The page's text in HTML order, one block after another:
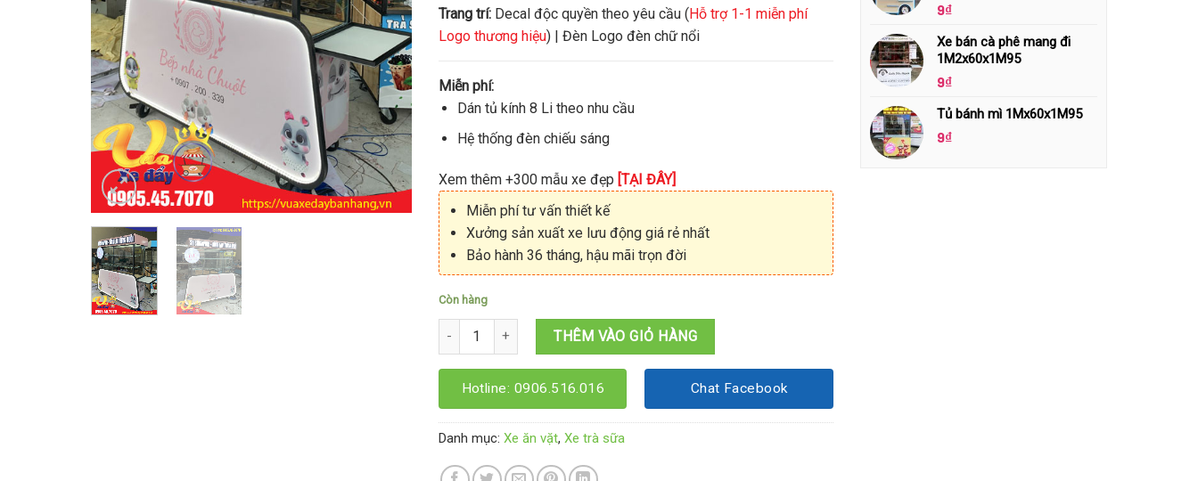
Trang trí: Decal độc quyền theo yêu cầu (Hỗ trợ 1-1 miễn phí
Logo thương hiệu) | Đèn Logo đèn chữ nổi
Miễn phí:
Dán tủ kính 8 Li theo nhu cầu
Hệ thống đèn chiếu sáng
Xem thêm +300 mẫu xe đẹp [TẠI ĐÂY]
Miễn phí tư vấn thiết kế
Xưởng sản xuất xe lưu động giá rẻ nhất
Bảo hành 36 tháng, hậu mãi trọn đời
Còn hàng
Xe trà sữa ăn vặt 1M4x60x2M số lượng
THÊM VÀO GIỎ HÀNG
Hotline: 0906.516.016 Chat Facebook
Danh mục: Xe ăn vặt, Xe trà sữa
9₫
Xe bán cà phê mang đi
1M2x60x1M95
9₫
Tủ bánh mì 1Mx60x1M95
9₫